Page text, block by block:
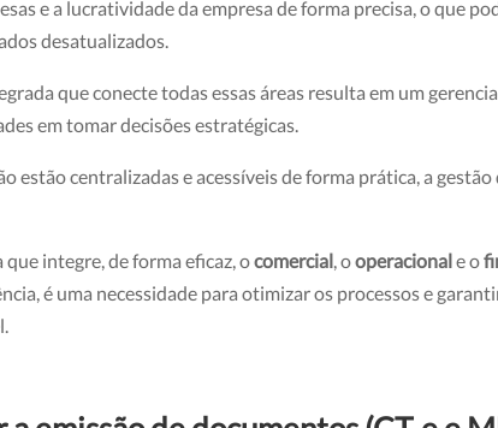
e a lucratividade da empresa de forma precisa, o que
desatualizados.
que conecte todas essas áreas resulta em um
em tomar decisões estratégicas.
estão centralizadas e acessíveis de forma prática, a
integre, de forma eficaz, ocomercial , ooperacionale o
é uma necessidade para otimizar os processos e